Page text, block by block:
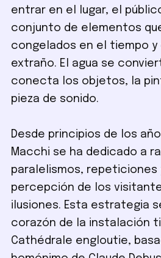
entrar en el lugar, el
conjunto de elementos
congelados en el tiempo y
extraño. El agua se
conecta los objetos, la
pieza de sonido.
Desde principios de los
Macchi se ha dedicado a
paralelismos, repeticiones
percepción de los
ilusiones. Esta estrategia
corazón de la instalación
Cathédrale engloutie,